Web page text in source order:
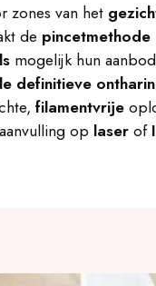
zones van het
de pincetmethode
mogelijk hun
definitieve
filamentvrije
op laserof